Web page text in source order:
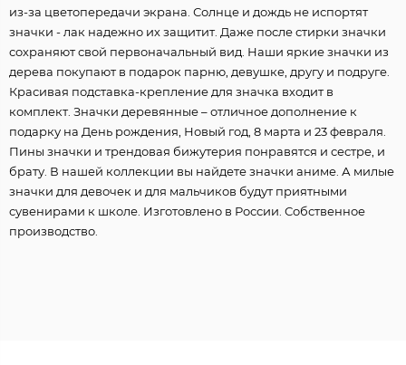
из-за цветопередачи экрана. Солнце и дождь не испортят
значки - лак надежно их защитит. Даже после стирки значки
сохраняют свой первоначальный вид. Наши яркие значки из
дерева покупают в подарок парню, девушке, другу и подруге.
Красивая подставка-крепление для значка входит в
комплект. Значки деревянные – отличное дополнение к
подарку на День рождения, Новый год, 8 марта и 23 февраля.
Пины значки и трендовая бижутерия понравятся и сестре, и
брату. В нашей коллекции вы найдете значки аниме. А милые
значки для девочек и для мальчиков будут приятными
сувенирами к школе. Изготовлено в России. Собственное
производство.